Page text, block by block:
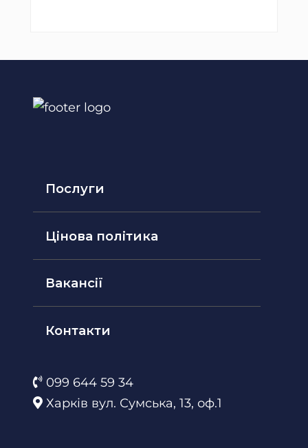
Послуги
Цінова політика
Вакансії
Контакти
099 644 59 34
Харків вул. Сумська, 13, оф.1